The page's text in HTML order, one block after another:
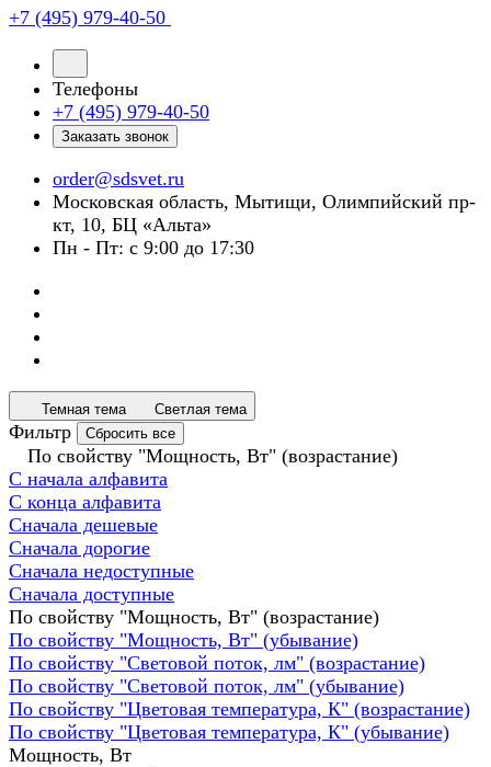
+7 (495) 979-40-50
Телефоны
+7 (495) 979-40-50
Заказать звонок
order@sdsvet.ru
Московская область, Мытищи, Олимпийский пр-
кт, 10, БЦ «Альта»
Пн - Пт: с 9:00 до 17:30
Темная тема Светлая тема
Фильтр Сбросить все
По свойству "Мощность, Вт" (возрастание)
С начала алфавита
С конца алфавита
Сначала дешевые
Сначала дорогие
Сначала недоступные
Сначала доступные
По свойству "Мощность, Вт" (возрастание)
По свойству "Мощность, Вт" (убывание)
По свойству "Световой поток, лм" (возрастание)
По свойству "Световой поток, лм" (убывание)
По свойству "Цветовая температура, К" (возрастание)
По свойству "Цветовая температура, К" (убывание)
Мощность, Вт